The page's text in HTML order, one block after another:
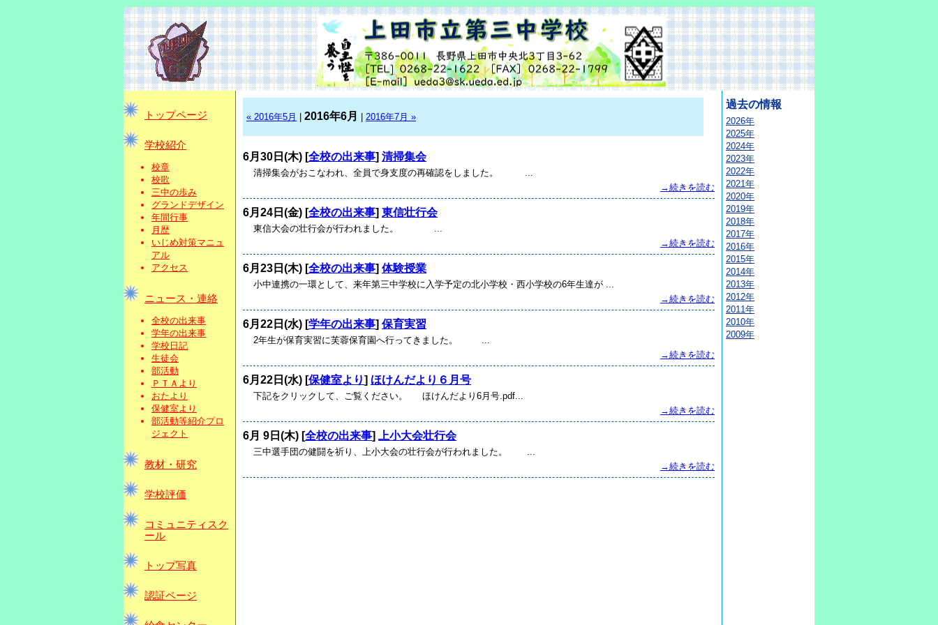
トップページ
学校紹介
校章
校歌
三中の歩み
グランドデザイン
年間行事
月歴
いじめ対策マニュ
アル
アクセス
ニュース・連絡
全校の出来事
学年の出来事
学校日記
生徒会
部活動
ＰＴＡより
おたより
保健室より
部活動等紹介プロ
ジェクト
教材・研究
学校評価
コミュニティスク
ール
トップ写真
認証ページ
« 2016年5月 2016年6月 2016年7月 »
6月30日(木) [全校の出来事] 清掃集会
清掃集会がおこなわれ、全員で身支度の再確認をしました。 ...
→続きを読む
6月24日(金) [全校の出来事] 東信壮行会
東信大会の壮行会が行われました。 ...
→続きを読む
6月23日(木) [全校の出来事] 体験授業
小中連携の一環として、来年第三中学校に入学予定の北小学校・西小学校の6年生達が ...
→続きを読む
6月22日(水) [学年の出来事] 保育実習
2年生が保育実習に芙蓉保育園へ行ってきました。 ...
→続きを読む
6月22日(水) [保健室より] ほけんだより６月号
下記をクリックして、ご覧ください。 ほけんだより6月号.pdf...
→続きを読む
6月 9日(木) [全校の出来事] 上小大会壮行会
三中選手団の健闘を祈り、上小大会の壮行会が行われました。 ...
→続きを読む
過去の情報
2026年
2025年
2024年
2023年
2022年
2021年
2020年
2019年
2018年
2017年
2016年
2015年
2014年
2013年
2012年
2011年
2010年
2009年